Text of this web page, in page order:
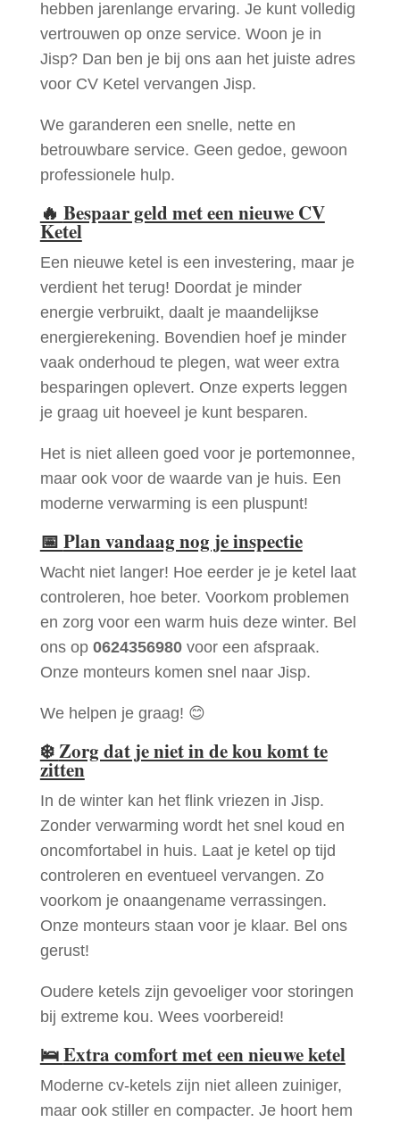
hebben jarenlange ervaring. Je kunt volledig
vertrouwen op onze service. Woon je in
Jisp? Dan ben je bij ons aan het juiste adres
voor CV Ketel vervangen Jisp.
We garanderen een snelle, nette en
betrouwbare service. Geen gedoe, gewoon
professionele hulp.
🔥 Bespaar geld met een nieuwe CV
Ketel
Een nieuwe ketel is een investering, maar je
verdient het terug! Doordat je minder
energie verbruikt, daalt je maandelijkse
energierekening. Bovendien hoef je minder
vaak onderhoud te plegen, wat weer extra
besparingen oplevert. Onze experts leggen
je graag uit hoeveel je kunt besparen.
Het is niet alleen goed voor je portemonnee,
maar ook voor de waarde van je huis. Een
moderne verwarming is een pluspunt!
📅 Plan vandaag nog je inspectie
Wacht niet langer! Hoe eerder je je ketel laat
controleren, hoe beter. Voorkom problemen
en zorg voor een warm huis deze winter. Bel
ons op 0624356980voor een afspraak.
Onze monteurs komen snel naar Jisp.
We helpen je graag! 😊
❄️Zorg dat je niet in de kou komt te
zitten
In de winter kan het flink vriezen in Jisp.
Zonder verwarming wordt het snel koud en
oncomfortabel in huis. Laat je ketel op tijd
controleren en eventueel vervangen. Zo
voorkom je onaangename verrassingen.
Onze monteurs staan voor je klaar. Bel ons
gerust!
Oudere ketels zijn gevoeliger voor storingen
bij extreme kou. Wees voorbereid!
🛌Extra comfort met een nieuwe ketel
Moderne cv-ketels zijn niet alleen zuiniger,
maar ook stiller en compacter. Je hoort hem